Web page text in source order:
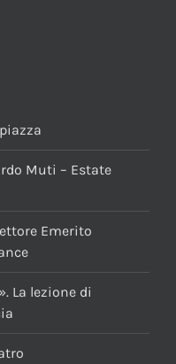
Muti – Estate
Emerito
La lezione di